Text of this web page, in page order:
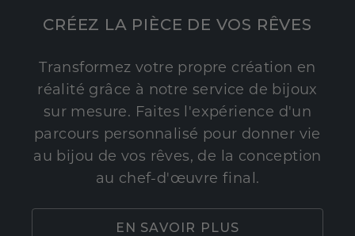
CRÉEZ LA PIÈCE DE VOS RÊVES
Transformez votre propre création en
réalité grâce à notre service de bijoux
sur mesure. Faites l'expérience d'un
parcours personnalisé pour donner vie
au bijou de vos rêves, de la conception
au chef-d'œuvre final.
EN SAVOIR PLUS